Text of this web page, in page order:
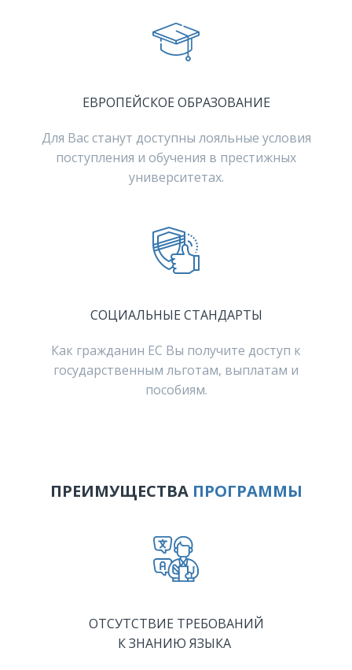
ЕВРОПЕЙСКОЕ ОБРАЗОВАНИЕ
Для Вас станут доступны лояльные условия
поступления и обучения в престижных
университетах.
СОЦИАЛЬНЫЕ СТАНДАРТЫ
Как гражданин ЕС Вы получите доступ к
государственным льготам, выплатам и
пособиям.
ПРЕИМУЩЕСТВА ПРОГРАММЫ
ОТСУТСТВИЕ ТРЕБОВАНИЙ
К ЗНАНИЮ ЯЗЫКА